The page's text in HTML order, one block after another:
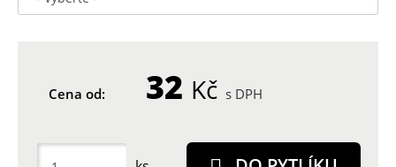
Cena od: 32 Kč s DPH